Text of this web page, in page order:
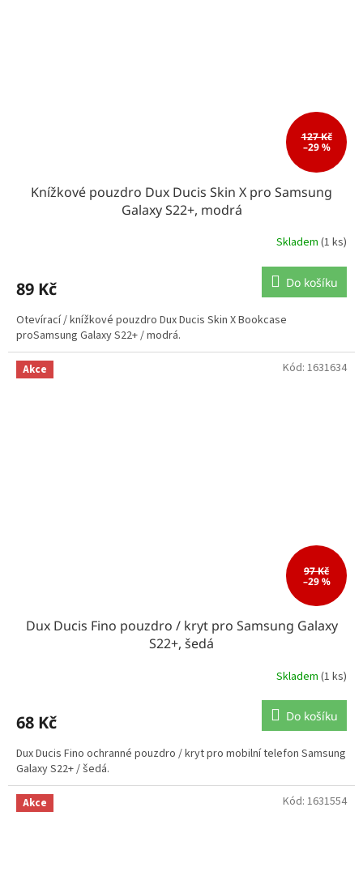
127 Kč
–29 %
Knížkové pouzdro Dux Ducis Skin X pro Samsung
Galaxy S22+, modrá
Skladem (1 ks)
89 Kč Do košíku
Otevírací / knížkové pouzdro Dux Ducis Skin X Bookcase
proSamsung Galaxy S22+ / modrá.
Akce
97 Kč
–29 %
Dux Ducis Fino pouzdro / kryt pro Samsung Galaxy
S22+, šedá
Skladem (1 ks)
68 Kč Do košíku
Dux Ducis Fino ochranné pouzdro / kryt pro mobilní telefon Samsung
Galaxy S22+ / šedá.
Kód: 1631634
Akce Kód: 1631554